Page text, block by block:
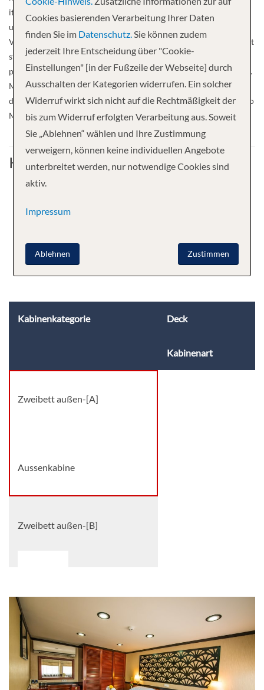
its comfortable facilities, it offers the best conditions for an
unforgettable journey on the Mekong. MS Lan Diep was built in
Vietnam from precious tropical woods in the traditional Asian boat
style. The colonial style interior is tasteful. With a maximum of 44
passengers, you travel in a small group without sacrificing comfort.
MS Lan Diep has 3 passenger decks, a restaurant / bar, a large sun
deck, promenade, open-air salon and a laundry service. Welcome to
MS Lan Diep!
Kabine
Kabinenkategorie Deck
Kabinenart
Zweibett außen-[A]
Aussenkabine
Zweibett außen-[B]
Zweibett außen-[C]
Oberdeck
Cookies basierenden Verarbeitung Ihrer Daten
finden Sie im Datenschutz.Sie können zudem
jederzeit Ihre Entscheidung über "Cookie-
Einstellungen" [in der Fußzeile der Webseite] durch
Ausschalten der Kategorien widerrufen. Ein solcher
Widerruf wirkt sich nicht auf die Rechtmäßigkeit der
bis zum Widerruf erfolgten Verarbeitung aus. Soweit
Sie „Ablehnen“ wählen und Ihre Zustimmung
verweigern, können keine individuellen Angebote
unterbreitet werden, nur notwendige Cookies sind
aktiv.
Impressum
Zustimmen
Ablehnen